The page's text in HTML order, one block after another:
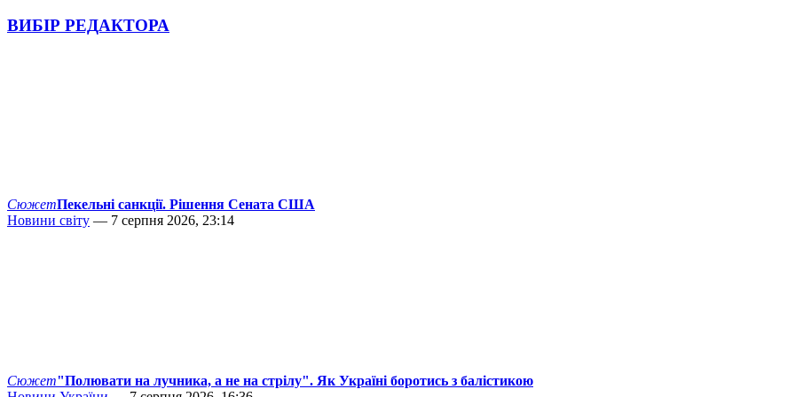
ВИБІР РЕДАКТОРА
СюжетПекельні санкції. Рішення Сената США
Новини світу — 7 серпня 2026, 23:14
Сюжет"Полювати на лучника, а не на стрілу". Як Україні боротись з балістикою